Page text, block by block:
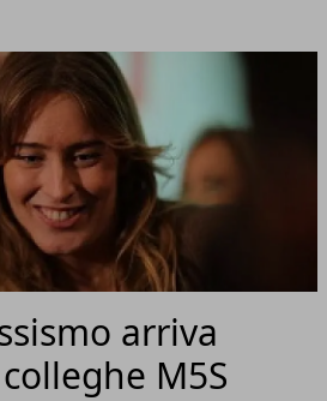
arriva
M5S